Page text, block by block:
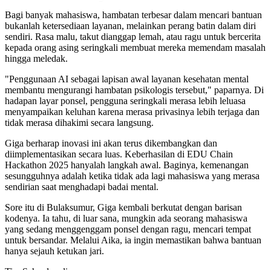
Bagi banyak mahasiswa, hambatan terbesar dalam mencari bantuan
bukanlah ketersediaan layanan, melainkan perang batin dalam diri
sendiri. Rasa malu, takut dianggap lemah, atau ragu untuk bercerita
kepada orang asing seringkali membuat mereka memendam masalah
hingga meledak.
"Penggunaan AI sebagai lapisan awal layanan kesehatan mental
membantu mengurangi hambatan psikologis tersebut," paparnya. Di
hadapan layar ponsel, pengguna seringkali merasa lebih leluasa
menyampaikan keluhan karena merasa privasinya lebih terjaga dan
tidak merasa dihakimi secara langsung.
Giga berharap inovasi ini akan terus dikembangkan dan
diimplementasikan secara luas. Keberhasilan di EDU Chain
Hackathon 2025 hanyalah langkah awal. Baginya, kemenangan
sesungguhnya adalah ketika tidak ada lagi mahasiswa yang merasa
sendirian saat menghadapi badai mental.
Sore itu di Bulaksumur, Giga kembali berkutat dengan barisan
kodenya. Ia tahu, di luar sana, mungkin ada seorang mahasiswa
yang sedang menggenggam ponsel dengan ragu, mencari tempat
untuk bersandar. Melalui Aika, ia ingin memastikan bahwa bantuan
hanya sejauh ketukan jari.